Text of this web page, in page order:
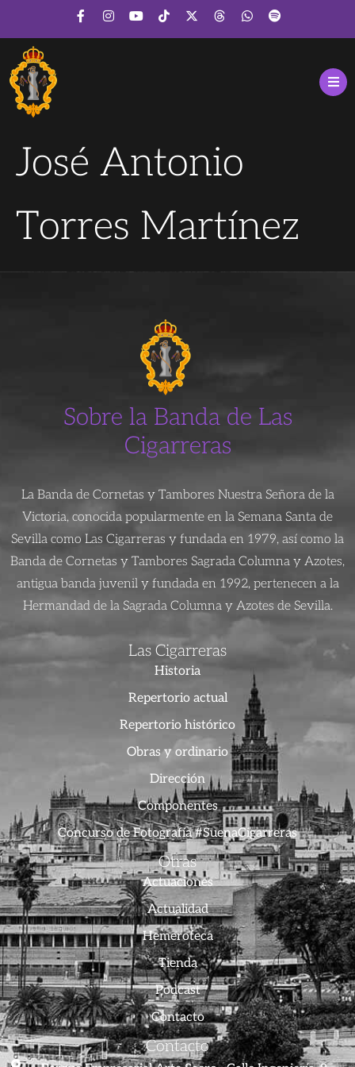
José Antonio
Torres Martínez
Sobre la Banda de Las
Cigarreras
La Banda de Cornetas y Tambores Nuestra Señora de la
Victoria, conocida popularmente en la Semana Santa de
Sevilla como Las Cigarreras y fundada en 1979, así como la
Banda de Cornetas y Tambores Sagrada Columna y Azotes,
antigua banda juvenil y fundada en 1992, pertenecen a la
Hermandad de la Sagrada Columna y Azotes de Sevilla.
Las Cigarreras
Historia
Repertorio actual
Repertorio histórico
Obras y ordinario
Dirección
Componentes
Concurso de Fotografía #SuenaCigarreras
Otras
Actuaciones
Actualidad
Hemeroteca
Tienda
Podcast
Contacto
Contacto